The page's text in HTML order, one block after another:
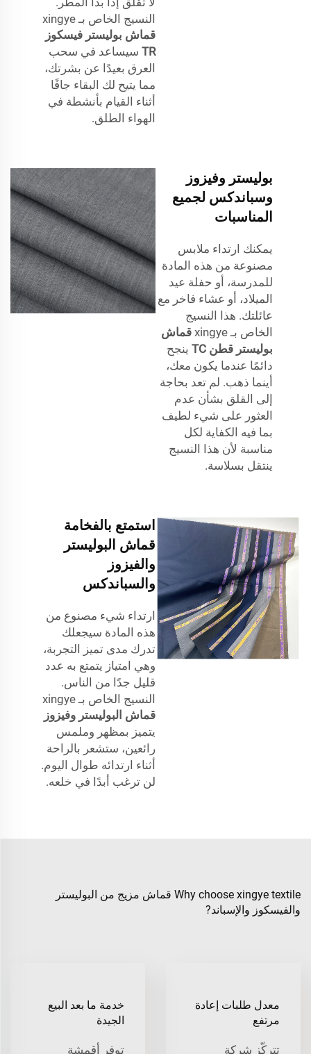
النسيج الخاص بـ xingye
قماش بوليستر فيسكوز
TR سيساعد في سحب
العرق بعيدًا عن بشرتك،
مما يتيح لك البقاء جافًا
أثناء القيام بأنشطة في
الهواء الطلق.
بوليستر وفيزوز
وسباندكس لجميع
المناسبات
يمكنك ارتداء ملابس
مصنوعة من هذه المادة
للمدرسة، أو حفلة عيد
الميلاد، أو عشاء فاخر مع
عائلتك. هذا النسيج
الخاص بـ xingye
قماش
بوليستر قطن TC
ينجح
دائمًا عندما يكون معك،
أينما ذهب. لم تعد بحاجة
إلى القلق بشأن عدم
العثور على شيء لطيف
بما فيه الكفاية لكل
مناسبة لأن هذا النسيج
ينتقل بسلاسة.
استمتع بالفخامة
قماش البوليستر
والفيزوز
والسباندكس
ارتداء شيء مصنوع من
هذه المادة سيجعلك
تدرك مدى تميز التجربة،
وهي امتياز يتمتع به عدد
قليل جدًا من الناس.
النسيج الخاص بـ xingye
قماش البوليستر وفيزوز
يتميز بمظهر وملمس
رائعين، ستشعر بالراحة
أثناء ارتدائه طوال اليوم.
لن ترغب أبدًا في خلعه.
Why choose xingye textile قماش مزيج من البوليستر
والفيسكوز والإسباند?
معدل طلبات إعادة
مرتفع
تتركّز شركة
خدمة ما بعد البيع
الجيدة
توفر أقمشة